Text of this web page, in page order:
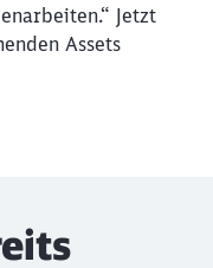
Jetzt
Assets